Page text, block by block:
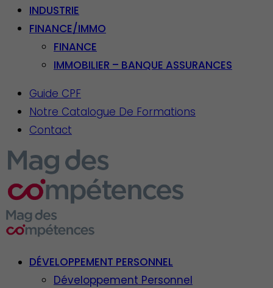
INDUSTRIE
FINANCE/IMMO
FINANCE
IMMOBILIER – BANQUE ASSURANCES
Guide CPF
Notre Catalogue De Formations
Contact
DÉVELOPPEMENT PERSONNEL
Développement Personnel